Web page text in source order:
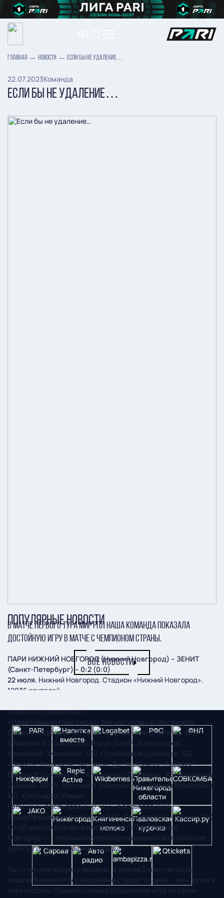
ГЛАВНАЯ НОВОСТИ ЕСЛИ БЫ НЕ УДАЛЕНИЕ…
22.07.2023Команда
ЕСЛИ БЫ НЕ УДАЛЕНИЕ…
В матче первого тура Мир РПЛ наша команда показала
достойную игру в матче с чемпионом страны.
ПАРИ НИЖНИЙ НОВГОРОД (Нижний Новгород) – ЗЕНИТ
(Санкт-Петербург) – 0:2 (0:0)
22 июля. Нижний Новгород. Стадион «Нижний Новгород».
12036 зрителей.
Образко (Ставрополь).
«Пари Нижний Новгород»: Нигматуллин, Александров,
Севикян (Каккоев, 55), Майга, Трошечкин (Жигулев, 66),
Стаматов (Стоцкий, 85), Гоцук, Тихий, Живоглядов,
Калинский (Михайлов, 66), Сулейманов (Шнапцев, 55).
«Зенит»:Кержаков, Чистяков, Дуглас Сантос, Барриос,
Бакаев (Сутормин, 77), Клаудиньо (Ду Кейрос, 85), Караваев
(Адамов, 90+1), Мостовой (Мантуан, 46), Ерохин (Коваленко,
85), Кассьерра, Ренан.
Голы:0:1 – Кассьерра (57), 0:2 – Кассьерра (83).
Предупреждены:Калинский (27), Севикян (53) – Бакаев (75).
На 48 минуте удален Александров («Пари Нижний
Новгород») – лишение соперника очевидной возможности
забить гол вне штрафной площади.
Гости начали встречу активно, и уже на 2 минуте после
подачи Бакаева Кассьерра нанес удар головой – мяч попал в
перекладину. Однако хозяева отодвинули игру от своих
ПОПУЛЯРНЫЕ НОВОСТИ
ВСЕ НОВОСТИ